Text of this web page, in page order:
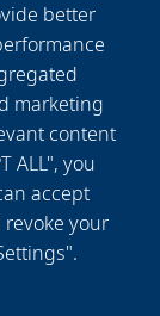
better
marketing
content
ALL", you
accept
your